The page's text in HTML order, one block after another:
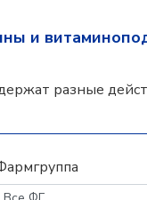
и
разные